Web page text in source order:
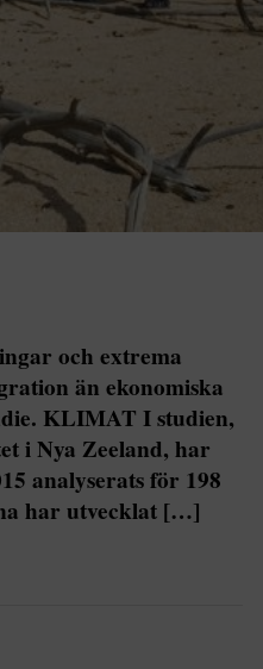
och extrema
än ekonomiska
KLIMAT I studien,
i Nya Zeeland, har
analyserats för 198
har utvecklat […]